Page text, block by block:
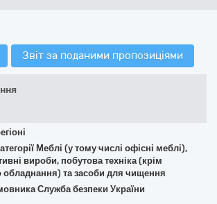
Звіт за поданими пропозиціями
Меблі (у тому числі офісні меблі),
вироби, побутова техніка (крім
обладнання) та засоби для чищення
Служба безпеки України